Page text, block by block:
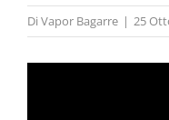
Di Vapor Bagarre | 25